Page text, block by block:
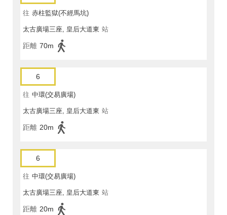
往 赤柱監獄(不經馬坑)
太古廣場三座, 皇后大道東 站
距離 70m
6
往 中環(交易廣場)
太古廣場三座, 皇后大道東 站
距離 20m
6
往 中環(交易廣場)
太古廣場三座, 皇后大道東 站
距離 20m